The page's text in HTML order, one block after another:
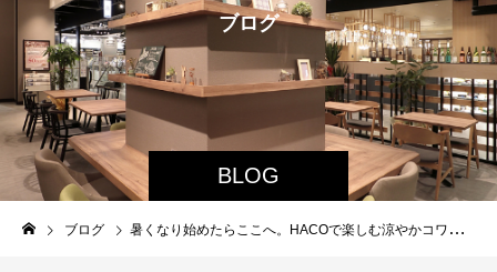
BLOG
ブログ
ブログ 暑くなり始めたらここへ。HACOで楽しむ涼やかコワーキング♪